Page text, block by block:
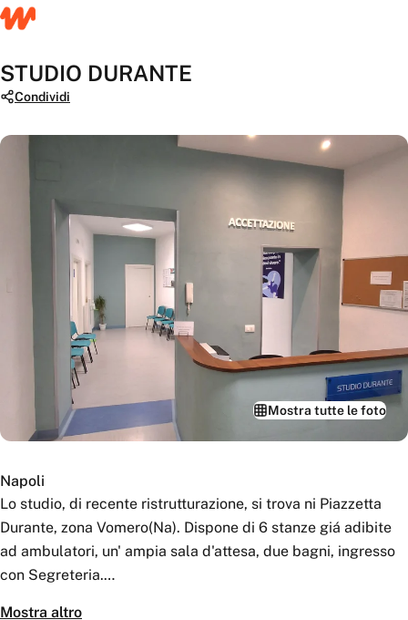
STUDIO DURANTE
Condividi
Mostra tutte le foto
Napoli
Lo studio, di recente ristrutturazione, si trova ni Piazzetta
Durante, zona Vomero(Na). Dispone di 6 stanze giá adibite
ad ambulatori, un' ampia sala d'attesa, due bagni, ingresso
con Segreteria.
Mostra altro